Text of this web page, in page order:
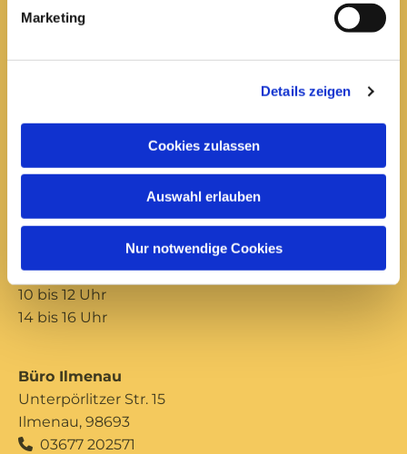
Marketing
Details zeigen
Cookies zulassen
Auswahl erlauben
Nur notwendige Cookies
Büro Arnstadt
Mittwoch
14 bis 16 Uhr
Donnerstag
10 bis 12 Uhr
14 bis 16 Uhr
Büro Ilmenau
Unterpörlitzer Str. 15
Ilmenau, 98693
 03677 202571